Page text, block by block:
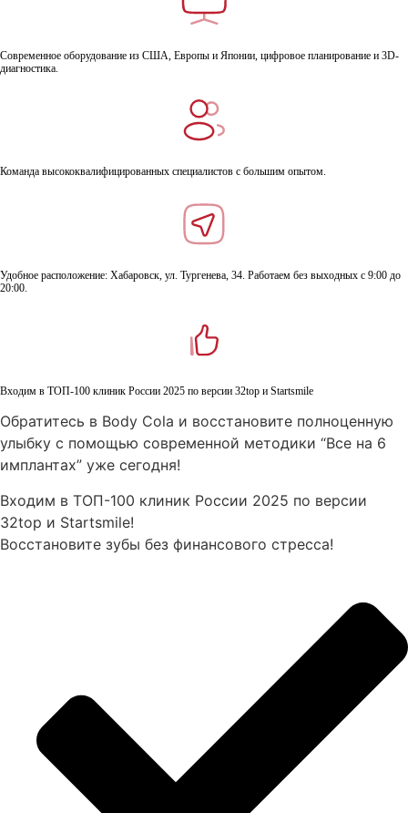
Современное оборудование из США, Европы и Японии, цифровое планирование и 3D-
диагностика.
Команда высококвалифицированных специалистов с большим опытом.
Удобное расположение: Хабаровск, ул. Тургенева, 34. Работаем без выходных с 9:00 до
20:00.
Входим в ТОП-100 клиник России 2025 по версии 32top и Startsmile
Обратитесь в Body Cola и восстановите полноценную
улыбку с помощью современной методики “Все на 6
имплантах” уже сегодня!
Входим в ТОП-100 клиник России 2025 по версии
32top и Startsmile!
Восстановите зубы без финансового стресса!